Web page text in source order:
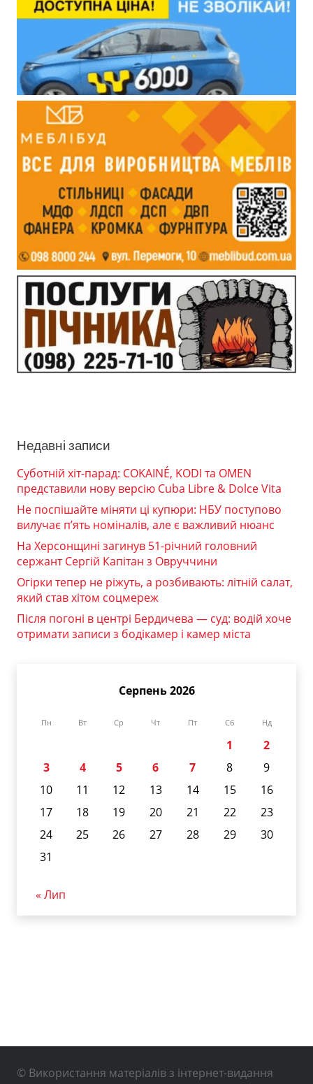
Недавні записи
Суботній хіт-парад: COKAINÉ, KODI та OMEN
представили нову версію Cuba Libre & Dolce Vita
Не поспішайте міняти ці купюри: НБУ поступово
вилучає п’ять номіналів, але є важливий нюанс
На Херсонщині загинув 51-річний головний
сержант Сергій Капітан з Овруччини
Огірки тепер не ріжуть, а розбивають: літній салат,
який став хітом соцмереж
Після погоні в центрі Бердичева — суд: водій хоче
отримати записи з бодікамер і камер міста
Серпень 2026
Пн Вт Ср Чт Пт Сб Нд
1
2
3
4 5 6 7 8
9
10
11 12 13 14 15
16
17
18 19 20 21 22
23
24
25 26 27 28 29
30
31
« Лип
© Використання матеріалів з інтернет-видання